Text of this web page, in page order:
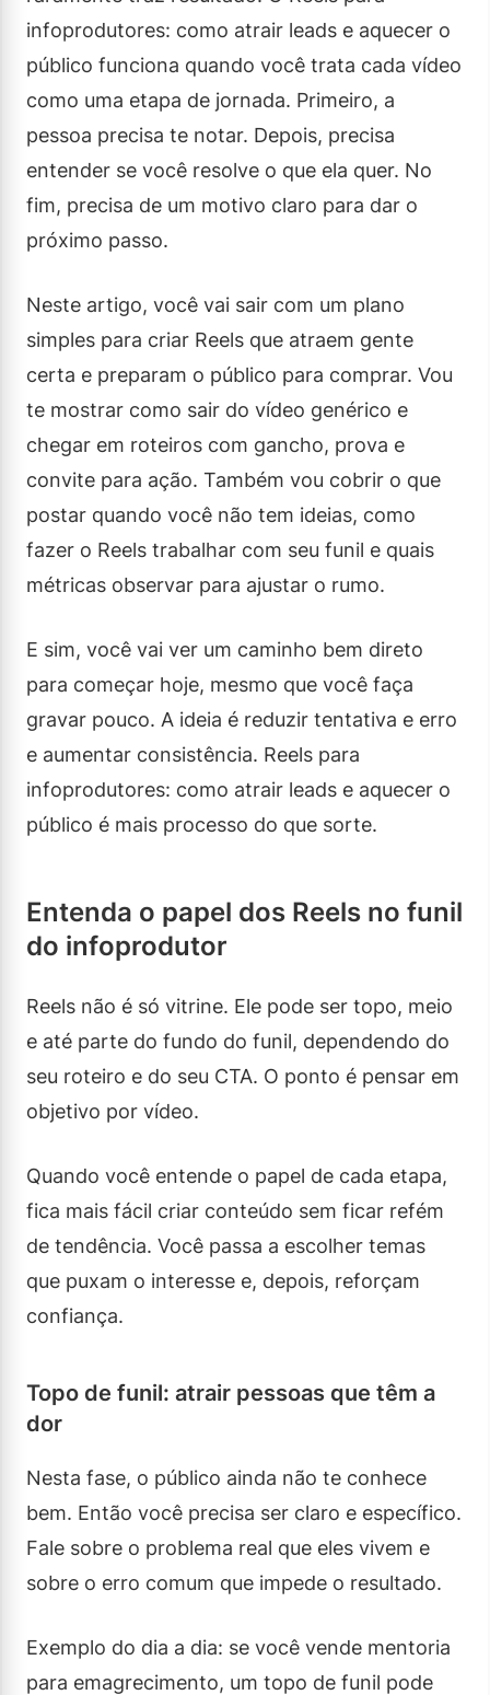
infoprodutores: como atrair leads e aquecer o
público funciona quando você trata cada vídeo
como uma etapa de jornada. Primeiro, a
pessoa precisa te notar. Depois, precisa
entender se você resolve o que ela quer. No
fim, precisa de um motivo claro para dar o
próximo passo.
Neste artigo, você vai sair com um plano
simples para criar Reels que atraem gente
certa e preparam o público para comprar. Vou
te mostrar como sair do vídeo genérico e
chegar em roteiros com gancho, prova e
convite para ação. Também vou cobrir o que
postar quando você não tem ideias, como
fazer o Reels trabalhar com seu funil e quais
métricas observar para ajustar o rumo.
E sim, você vai ver um caminho bem direto
para começar hoje, mesmo que você faça
gravar pouco. A ideia é reduzir tentativa e erro
e aumentar consistência. Reels para
infoprodutores: como atrair leads e aquecer o
público é mais processo do que sorte.
Entenda o papel dos Reels no funil
do infoprodutor
Reels não é só vitrine. Ele pode ser topo, meio
e até parte do fundo do funil, dependendo do
seu roteiro e do seu CTA. O ponto é pensar em
objetivo por vídeo.
Quando você entende o papel de cada etapa,
fica mais fácil criar conteúdo sem ficar refém
de tendência. Você passa a escolher temas
que puxam o interesse e, depois, reforçam
confiança.
Topo de funil: atrair pessoas que têm a
dor
Nesta fase, o público ainda não te conhece
bem. Então você precisa ser claro e específico.
Fale sobre o problema real que eles vivem e
sobre o erro comum que impede o resultado.
Exemplo do dia a dia: se você vende mentoria
para emagrecimento, um topo de funil pode